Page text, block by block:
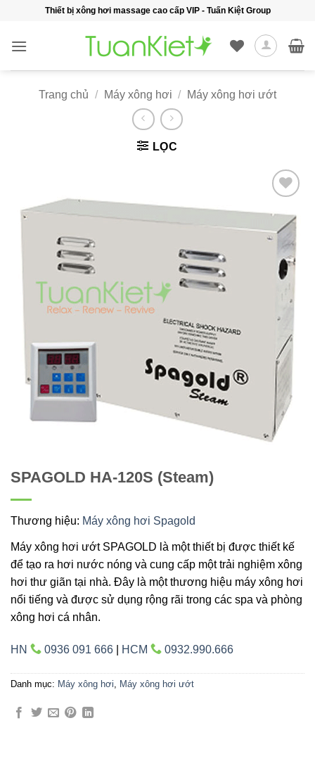
nội
Thiết bị xông hơi massage cao cấp VIP - Tuấn Kiệt Group
Trang chủ / Máy xông hơi / Máy xông hơi ướt
LỌC
Add to
wishlist
SPAGOLD HA-120S (Steam)
Thương hiệu: Máy xông hơi Spagold
Máy xông hơi ướt SPAGOLD là một thiết bị được thiết kế
để tạo ra hơi nước nóng và cung cấp một trải nghiệm xông
hơi thư giãn tại nhà. Đây là một thương hiệu máy xông hơi
nổi tiếng và được sử dụng rộng rãi trong các spa và phòng
xông hơi cá nhân.
HN 0936 091 666 HCM 0932.990.666
Danh mục: Máy xông hơi Máy xông hơi ướt